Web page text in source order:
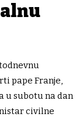
pape Franje,
u subotu na dan
civilne